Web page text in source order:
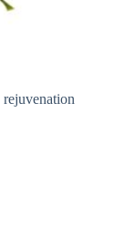
rejuvenation